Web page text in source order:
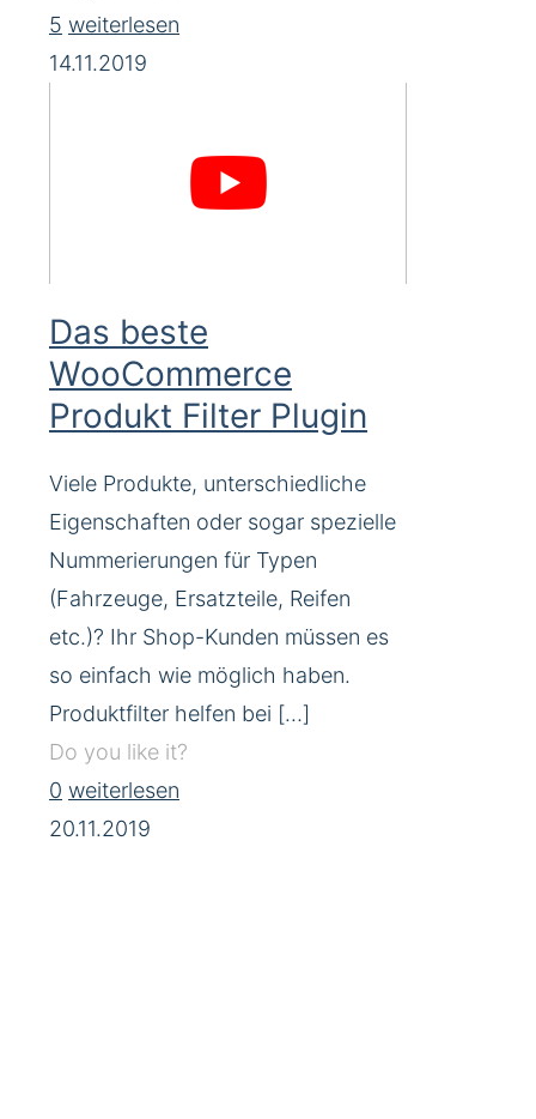
5 weiterlesen
14.11.2019
Das beste
WooCommerce
Produkt Filter Plugin
Viele Produkte, unterschiedliche
Eigenschaften oder sogar spezielle
Nummerierungen für Typen
(Fahrzeuge, Ersatzteile, Reifen
etc.)? Ihr Shop-Kunden müssen es
so einfach wie möglich haben.
Produktfilter helfen bei […]
Do you like it?
0 weiterlesen
20.11.2019